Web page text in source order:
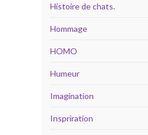
Histoire de chats.
Hommage
HOMO
Humeur
Imagination
Inspriration